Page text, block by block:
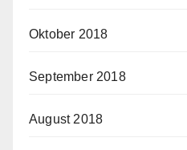
Oktober 2018
September 2018
August 2018